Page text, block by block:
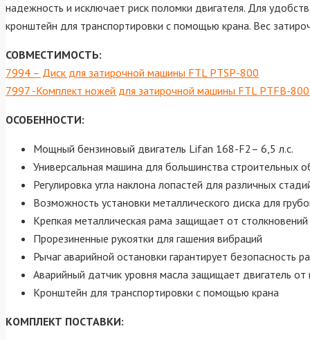
надежность и исключает риск поломки двигателя. Для
кронштейн для транспортировки с помощью крана. Вес
СОВМЕСТИМОСТЬ:
7994 – Диск для затирочной машины FTL PTSP-800
7997 -Комплект ножей для затирочной машины FTL PTFB-
ОСОБЕННОСТИ:
Мощный бензиновый двигатель Lifan 168-F2– 6,5 л.с.
Универсальная машина для большинства строительных
Регулировка угла наклона лопастей для различных
Возможность установки металлического диска для
Крепкая металлическая рама защищает от столкновений
Прорезиненные рукоятки для гашения вибраций
Рычаг аварийной остановки гарантирует безопасность
Аварийный датчик уровня масла защищает двигатель от
Кронштейн для транспортировки с помощью крана
КОМПЛЕКТ ПОСТАВКИ: